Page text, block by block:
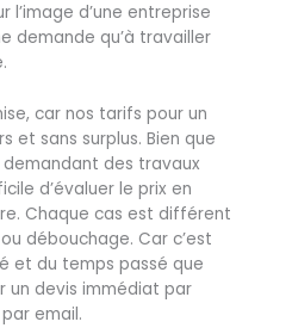
l’image d’une entreprise
demande qu’à travailler
car nos tarifs pour un
et sans surplus. Bien que
des travaux
d’évaluer le prix en
Chaque cas est différent
débouchage. Car c’est
et du temps passé que
un devis immédiat par
email.